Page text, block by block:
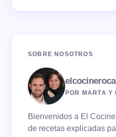
SOBRE NOSOTROS
POR MARTA Y
Bienvenidos a El
de recetas explicadas